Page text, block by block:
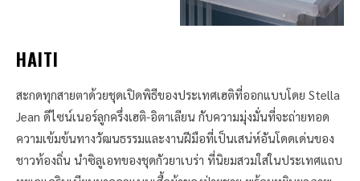
HAITI
สะกดทุกสายตาด้วยชุดเปิดพิธีของประเทศเฮติที่ออกแบบโดย Stella
Jean ดีไซน์เนอร์ลูกครึ่งเฮติ-อิตาเลียน กับความมุ่งมั่นที่จะถ่ายทอด
ความเข้มข้นทางวัฒนธรรมและงานฝีมือที่เป็นเสน่ห์อันโดดเด่นของ
ชาวท้องถิ่น นำซิลูเอทของชุดกัวยาเบร่า ที่นิยมสวมใส่ในประเทศแถบ